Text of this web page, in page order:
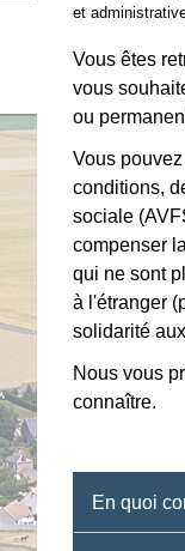
et
Vous êtes
vous
ou
Vous
conditions,
sociale
compenser
qui ne sont
à l'étranger
solidarité
Nous vous
connaître.
En quoi